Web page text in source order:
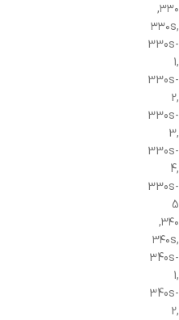
۳۳۰,
۳۳۰s,
330s-
1,
330s-
2,
330s-
3,
330s-
4,
330s-
5
۳۴۰,
۳۴۰s,
340s-
1,
340s-
2,